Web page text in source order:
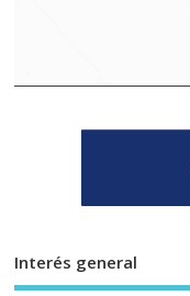
Interés general